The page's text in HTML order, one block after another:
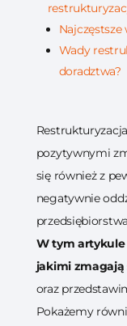
Wady
doradztwa?
pozytywnymi
się również z
negatywnie
W tym
jakimi
oraz
Pokażemy